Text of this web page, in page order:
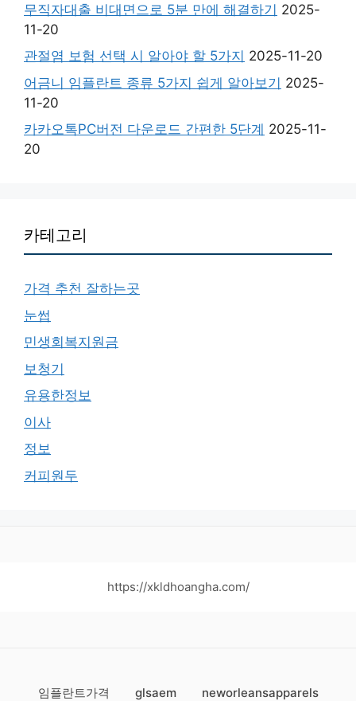
무직자대출 비대면으로 5분 만에 해결하기 2025-
11-20
관절염 보험 선택 시 알아야 할 5가지 2025-11-20
어금니 임플란트 종류 5가지 쉽게 알아보기 2025-
11-20
카카오톡PC버전 다운로드 간편한 5단계 2025-11-
20
카테고리
가격 추천 잘하는곳
눈썹
민생회복지원금
보청기
유용한정보
이사
정보
커피원두
https://xkldhoangha.com/
임플란트가격 glsaem neworleansapparels